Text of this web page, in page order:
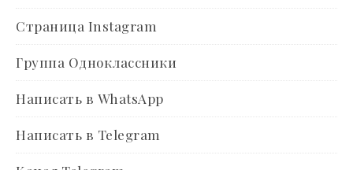
Страница Instagram
Группа Одноклассники
Написать в WhatsApp
Написать в Telegram